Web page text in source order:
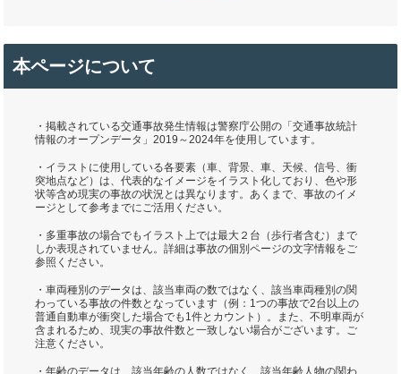
本ページについて
・掲載されている交通事故発生情報は警察庁公開の「交通事故統計
情報のオープンデータ」2019～2024年を使用しています。
・イラストに使用している各要素（車、背景、車、天候、信号、衝
突地点など）は、代表的なイメージをイラスト化しており、色や形
状等含め現実の事故の状況とは異なります。あくまで、事故のイメ
ージとして参考までにご活用ください。
・多重事故の場合でもイラスト上では最大２台（歩行者含む）まで
しか表現されていません。詳細は事故の個別ページの文字情報をご
参照ください。
・車両種別のデータは、該当車両の数ではなく、該当車両種別の関
わっている事故の件数となっています（例：1つの事故で2台以上の
普通自動車が衝突した場合でも1件とカウント）。また、不明車両が
含まれるため、現実の事故件数と一致しない場合がございます。ご
注意ください。
・年齢のデータは、該当年齢の人数ではなく、該当年齢人物の関わ